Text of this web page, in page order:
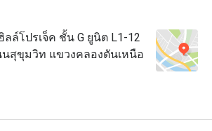
ลล์โปรเจ็ค ชั้น G ยูนิต L1-12
สุขุมวิท แขวงคลองตันเหนือ